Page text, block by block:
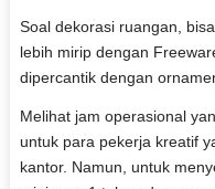
Soal dekorasi ruangan,
lebih mirip dengan
dipercantik dengan
Melihat jam operasional
untuk para pekerja kreatif
kantor. Namun, untuk